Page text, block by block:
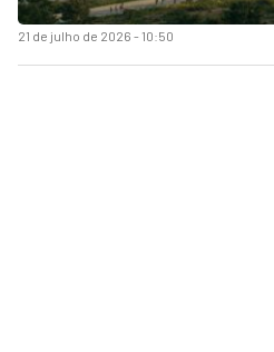
21 de julho de 2026 - 10:50